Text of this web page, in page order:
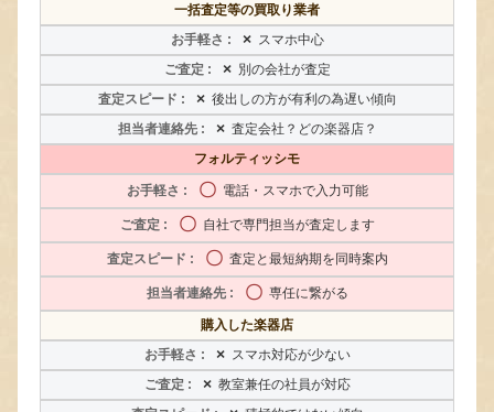
一括査定等の買取り業者
× スマホ中心
× 別の会社が査定
× 後出しの方が有利の為遅い傾向
× 査定会社？どの楽器店？
フォルティッシモ
〇 電話・スマホで入力可能
〇 自社で専門担当が査定します
〇 査定と最短納期を同時案内
〇 専任に繋がる
購入した楽器店
× スマホ対応が少ない
× 教室兼任の社員が対応